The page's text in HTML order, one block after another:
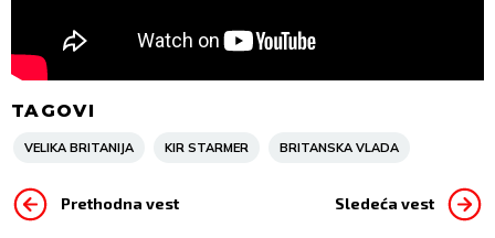
TAGOVI
VELIKA BRITANIJA KIR STARMER BRITANSKA VLADA
Prethodna vest Sledeća vest